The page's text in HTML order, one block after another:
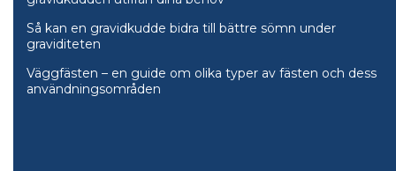
Så kan en gravidkudde bidra till bättre sömn under
graviditeten
Väggfästen – en guide om olika typer av fästen och dess
användningsområden